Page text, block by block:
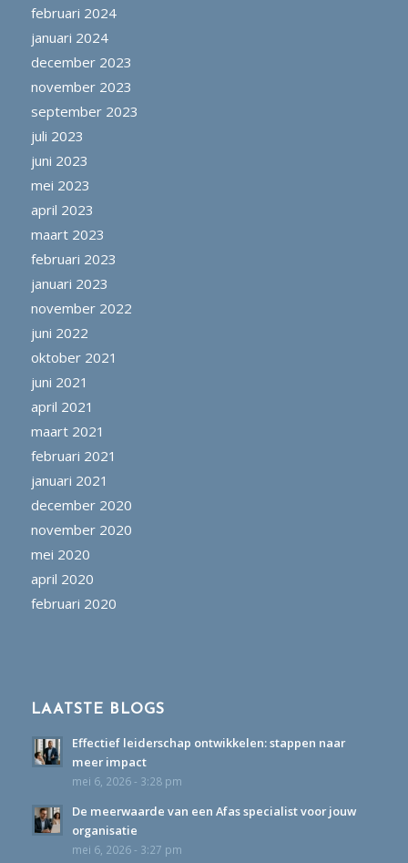
februari 2024
januari 2024
december 2023
november 2023
september 2023
juli 2023
juni 2023
mei 2023
april 2023
maart 2023
februari 2023
januari 2023
november 2022
juni 2022
oktober 2021
juni 2021
april 2021
maart 2021
februari 2021
januari 2021
december 2020
november 2020
mei 2020
april 2020
februari 2020
LAATSTE BLOGS
Effectief leiderschap ontwikkelen: stappen naar
meer impact
mei 6, 2026 - 3:28 pm
De meerwaarde van een Afas specialist voor jouw
organisatie
mei 6, 2026 - 3:27 pm